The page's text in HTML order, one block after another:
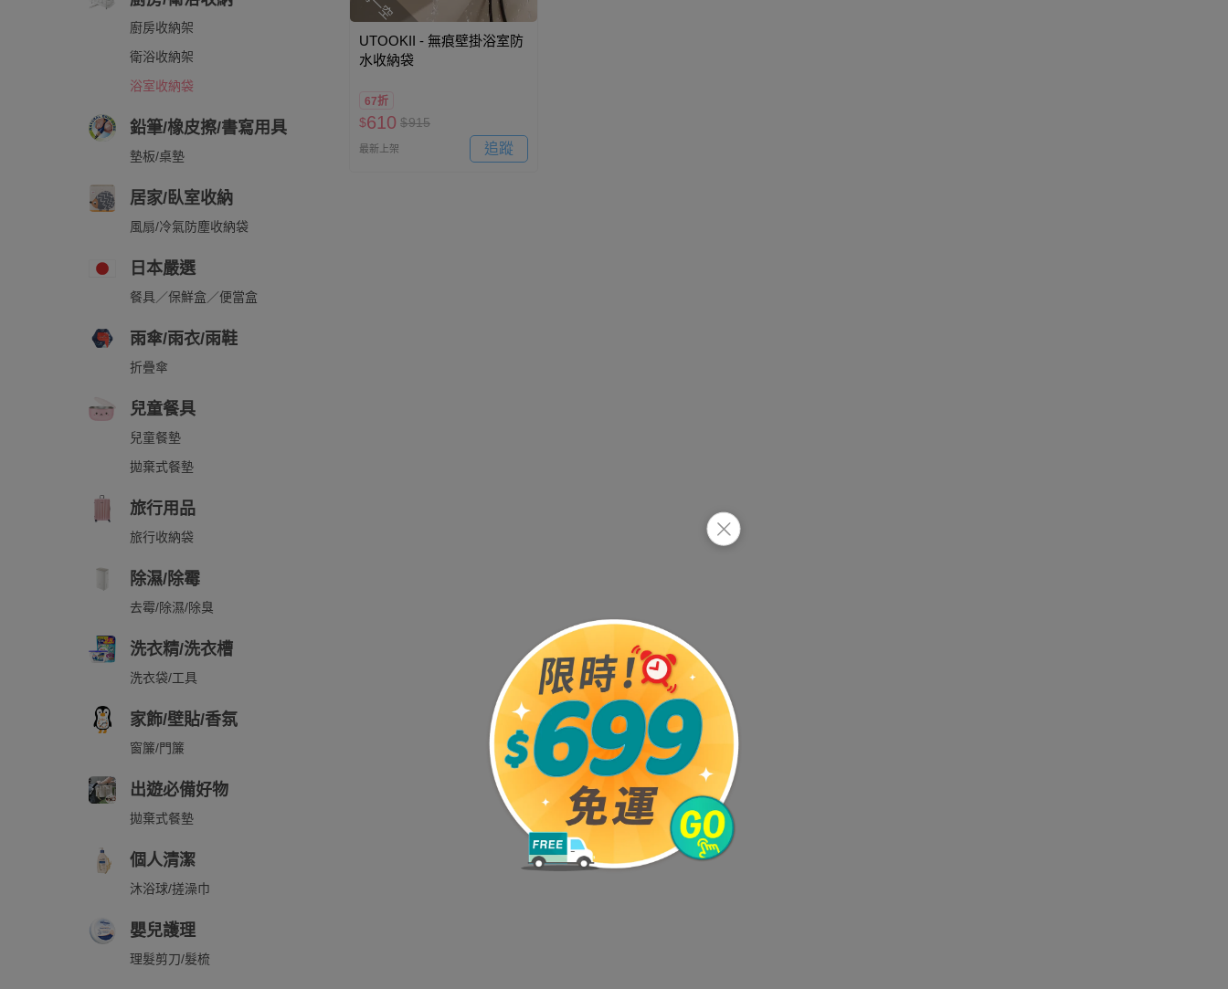
廚房收納架
衛浴收納架
浴室收納袋
鉛筆/橡皮擦/書寫用具
墊板/桌墊
居家/臥室收納
風扇/冷氣防塵收納袋
日本嚴選
餐具／保鮮盒／便當盒
雨傘/雨衣/雨鞋
折疊傘
兒童餐具
兒童餐墊
拋棄式餐墊
旅行用品
旅行收納袋
除濕/除霉
去霉/除濕/除臭
洗衣精/洗衣槽
洗衣袋/工具
家飾/壁貼/香氛
窗簾/門簾
出遊必備好物
拋棄式餐墊
個人清潔
沐浴球/搓澡巾
嬰兒護理
理髮剪刀/髮梳
UTOOKII - 無痕壁掛浴室防
水收納袋
67折
$610 $915
最新上架 追蹤